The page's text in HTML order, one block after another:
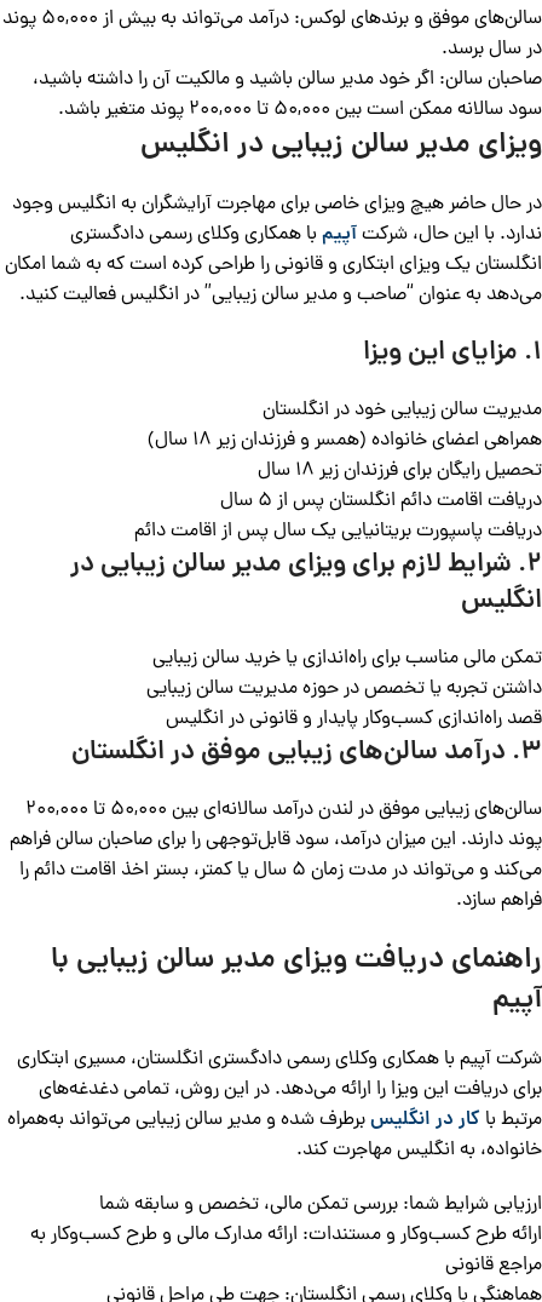
سالن‌های موفق و برندهای لوکس: درآمد می‌تواند به بیش از 50,000 پوند
در سال برسد.
صاحبان سالن: اگر خود مدیر سالن باشید و مالکیت آن را داشته باشید،
سود سالانه ممکن است بین 50,000 تا 200,000 پوند متغیر باشد.
ویزای مدیر سالن زیبایی در انگلیس
در حال حاضر هیچ ویزای خاصی برای مهاجرت آرایشگران به انگلیس وجود
ندارد. با این حال، شرکتآپیم با همکاری وکلای رسمی دادگستری
انگلستان یک ویزای ابتکاری و قانونی را طراحی کرده است که به شما امکان
می‌دهد به عنوان “صاحب و مدیر سالن زیبایی” در انگلیس فعالیت کنید.
1. مزایای این ویزا
مدیریت سالن زیبایی خود در انگلستان
همراهی اعضای خانواده (همسر و فرزندان زیر 18 سال)
تحصیل رایگان برای فرزندان زیر 18 سال
دریافت اقامت دائم انگلستان پس از 5 سال
دریافت پاسپورت بریتانیایی یک سال پس از اقامت دائم
2. شرایط لازم برای ویزای مدیر سالن زیبایی در
انگلیس
تمکن مالی مناسب برای راه‌اندازی یا خرید سالن زیبایی
داشتن تجربه یا تخصص در حوزه مدیریت سالن زیبایی
قصد راه‌اندازی کسب‌وکار پایدار و قانونی در انگلیس
3. درآمد سالن‌های زیبایی موفق در انگلستان
سالن‌های زیبایی موفق در لندن درآمد سالانه‌ای بین 50,000 تا 200,000
پوند دارند. این میزان درآمد، سود قابل‌توجهی را برای صاحبان سالن فراهم
می‌کند و می‌تواند در مدت زمان 5 سال یا کمتر، بستر اخذ اقامت دائم را
فراهم سازد.
راهنمای دریافت ویزای مدیر سالن زیبایی با
آپیم
شرکت آپیم با همکاری وکلای رسمی دادگستری انگلستان، مسیری ابتکاری
برای دریافت این ویزا را ارائه می‌دهد. در این روش، تمامی دغدغه‌های
مرتبط با کار در انگلیسبرطرف شده و مدیر سالن زیبایی می‌تواند به‌همراه
خانواده، به انگلیس مهاجرت کند.
ارزیابی شرایط شما: بررسی تمکن مالی، تخصص و سابقه شما
ارائه طرح کسب‌وکار و مستندات: ارائه مدارک مالی و طرح کسب‌وکار به
مراجع قانونی